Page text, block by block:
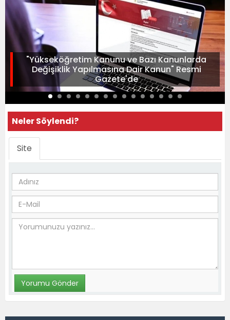
"Yükseköğretim Kanunu ve Bazı Kanunlarda
Değişiklik Yapılmasına Dair Kanun" Resmi
Gazete'de
Neler Söylendi?
Site